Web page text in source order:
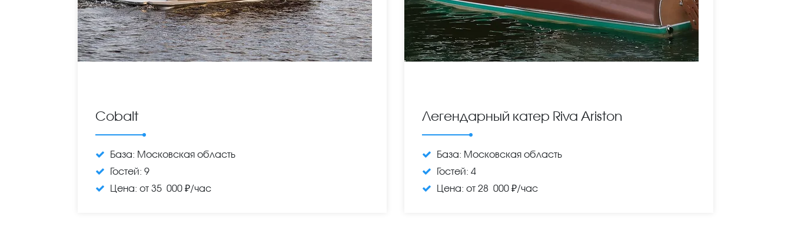
Cobalt
База: Московская область
Гостей: 9
Цена: от 35 000 ₽/час
Легендарный катер Riva Ariston
База: Московская область
Гостей: 4
Цена: от 28 000 ₽/час